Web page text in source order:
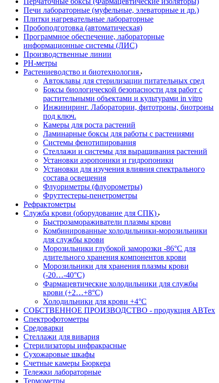
Печи лабораторные (муфельные, элеваторные и др.)
Плитки нагревательные лабораторные
Пробоподготовка (автоматическая)
Программное обеспечение, лабораторные
информационные системы (ЛИС)
Производственные линии
РH-метры
Растениеводство и биотехнология
Автоклавы для стерилизации питательных сред
Боксы биологической безопасности для работ с
растительными объектами и культурами in vitro
Инжиниринг. Лаборатории, фитотроны, биотроны
под ключ.
Камеры для роста растений
Ламинарные боксы для работы с растениями
Системы фенотипирования
Стеллажи и системы для выращивания растений
Установки аэропоники и гидропоники
Установки для изучения влияния спектрального
состава освещения
Флуориметры (флуорометры)
Фруттестеры-пенетрометры
Рефрактометры
Служба крови (оборудование для СПК)
Быстрозамораживатели плазмы крови
Комбинированные холодильники-морозильники
для службы крови
Морозильники глубокой заморозки -86°С для
длительного хранения компонентов крови
Морозильники для хранения плазмы крови
(-20…-40°С)
Фармацевтические холодильники для службы
крови (+2…+8°С)
Холодильники для крови +4°С
СОБСТВЕННОЕ ПРОИЗВОДСТВО - продукция АВТех
Спектрофотометры
Средоварки
Стеллажи для вивария
Стерилизаторы инфракрасные
Сухожаровые шкафы
Счетные камеры Бюркера
Тележки лабораторные
Термометры